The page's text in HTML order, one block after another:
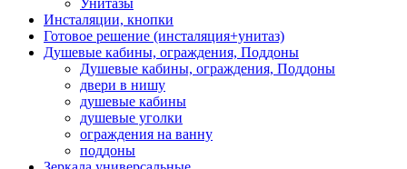
Унитазы
Инсталяции, кнопки
Готовое решение (инсталяция+унитаз)
Душевые кабины, ограждения, Поддоны
Душевые кабины, ограждения, Поддоны
двери в нишу
душевые кабины
душевые уголки
ограждения на ванну
поддоны